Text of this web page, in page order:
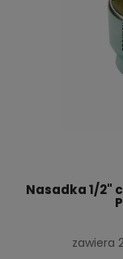
Nasadka 1/2"
zawiera